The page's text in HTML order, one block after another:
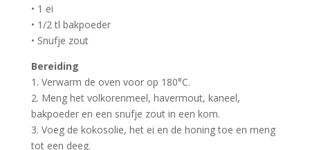
• 1 ei
• 1/2 tl bakpoeder
• Snufje zout
Bereiding
1. Verwarm de oven voor op 180°C.
2. Meng het volkorenmeel, havermout, kaneel,
bakpoeder en een snufje zout in een kom.
3. Voeg de kokosolie, het ei en de honing toe en meng
tot een deeg.